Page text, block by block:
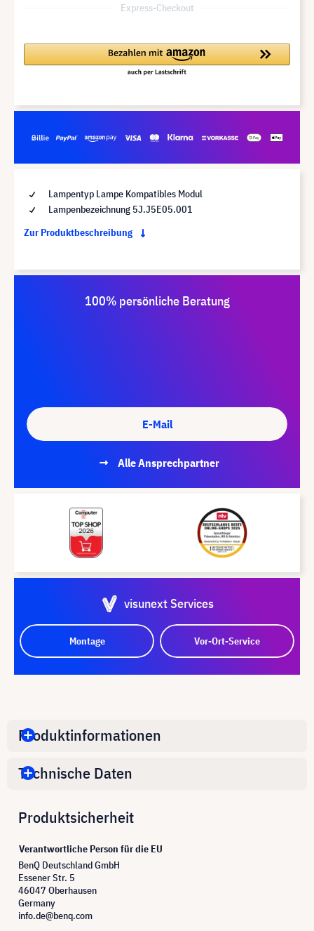
Express-Checkout
Lampentyp Lampe Kompatibles Modul
Lampenbezeichnung 5J.J5E05.001
Zur Produktbeschreibung
100% persönliche Beratung
E-Mail
Alle Ansprechpartner
visunext Services
Montage Vor-Ort-Service
Produktinformationen
Technische Daten
Produktsicherheit
Verantwortliche Person für die EU
BenQ Deutschland GmbH
Essener Str. 5
46047 Oberhausen
Germany
info.de@benq.com